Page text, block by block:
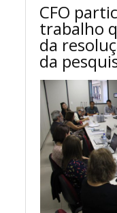
CFO
trabalho
da
da